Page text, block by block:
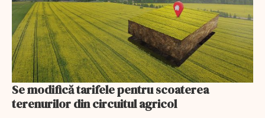
Se modifică tarifele pentru scoaterea
terenurilor din circuitul agricol